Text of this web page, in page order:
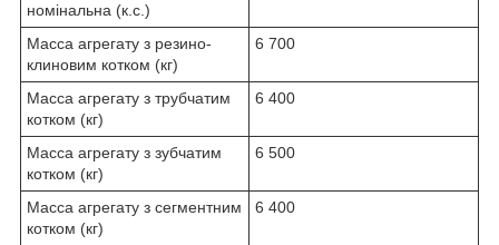
номінальна (к.с.)
Масса агрегату з резино-
клиновим котком (кг)
6 700
Масса агрегату з трубчатим
котком (кг)
6 400
Масса агрегату з зубчатим
котком (кг)
6 500
Масса агрегату з сегментним
котком (кг)
6 400